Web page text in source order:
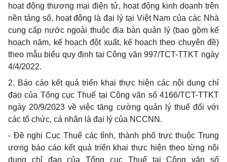
hoạt động thương mại điện tử, hoạt động kinh doanh trên
nền tảng số, hoạt động là đại lý tại Việt Nam của các Nhà
cung cấp nước ngoài thuộc địa bàn quản lý (bao gồm kế
hoạch năm, kế hoạch đột xuất, kế hoạch theo chuyên đề)
theo mẫu biểu quy định tại Công văn 997/TCT-TTKT ngày
4/4/2022.
2. Báo cáo kết quả triển khai thực hiện các nội dung chỉ
đạo của Tổng cục Thuế tại Công văn số 4166/TCT-TTKT
ngày 20/9/2023 về việc tăng cường quản lý thuế đối với
các tổ chức, cá nhân là đại lý của NCCNN.
- Đề nghị Cục Thuế các tỉnh, thành phố trực thuộc Trung
ương báo cáo kết quả triển khai thực hiện theo từng nội
dung chỉ đạo của Tổng cục Thuế tại Công văn số